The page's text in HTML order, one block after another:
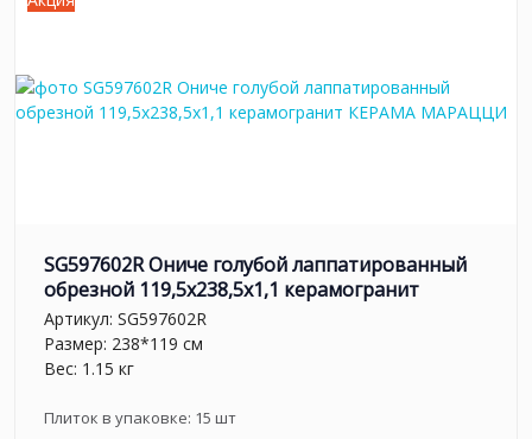
SG597602R Ониче голубой лаппатированный
обрезной 119,5x238,5x1,1 керамогранит
Артикул: SG597602R
Размер: 238*119 см
Вес: 1.15 кг
Плиток в упаковке: 15 шт